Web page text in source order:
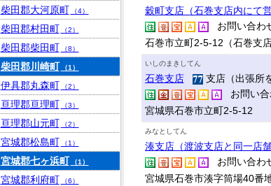
穀町支店（石巻支店内にて営
お問い合わ
石巻市立町2-5-12（石巻支店
いしのまきしてん
石巻支店
支店（出張所
お問い合
宮城県石巻市立町2-5-12
みなとしてん
湊支店（渡波支店と同一店舗
お問い合わ
宮城県石巻市湊字筒場40番
柴田郡大河原町 （4）
柴田郡村田町 （2）
柴田郡柴田町 （8）
柴田郡川崎町 （1）
伊具郡丸森町 （2）
亘理郡亘理町 （3）
亘理郡山元町 （2）
宮城郡松島町 （1）
宮城郡七ヶ浜町 （1）
宮城郡利府町 （6）